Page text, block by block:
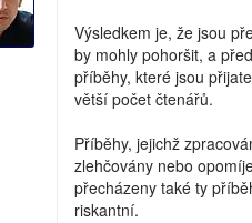
Výsledkem je, že jsou
by mohly pohoršit, a
příběhy, které jsou
větší počet čtenářů.
Příběhy, jejichž
zlehčovány nebo
přecházeny také ty
riskantní.